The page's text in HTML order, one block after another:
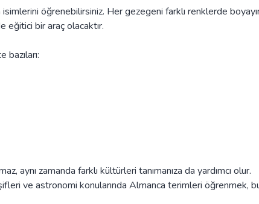
öğrenebilirsiniz. Her gezegeni farklı renklerde
eğitici bir araç olacaktır.
zamanda farklı kültürleri tanımanıza da yardımcı olur.
ve astronomi konularında Almanca terimleri öğrenmek,